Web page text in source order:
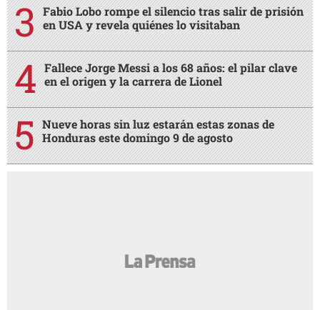
Fabio Lobo rompe el silencio tras salir de prisión
en USA y revela quiénes lo visitaban
Fallece Jorge Messi a los 68 años: el pilar clave
en el origen y la carrera de Lionel
Nueve horas sin luz estarán estas zonas de
Honduras este domingo 9 de agosto